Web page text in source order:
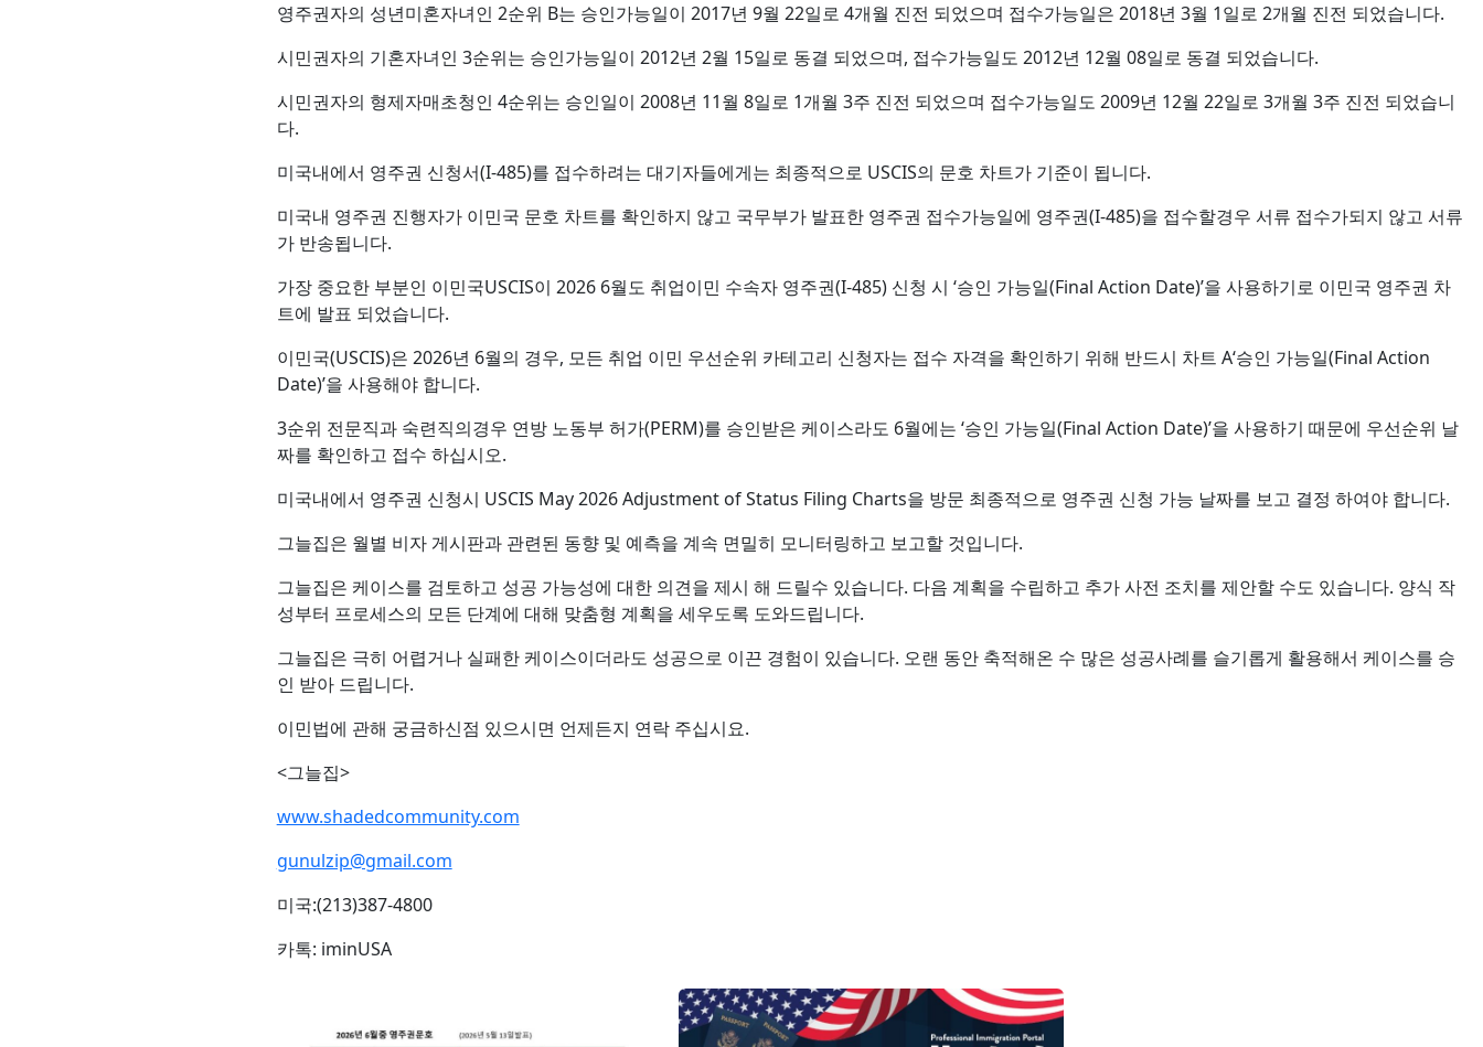
영주권자의 성년미혼자녀인 2순위 B는 승인가능일이 2017년 9월 22일로 4개월 진전 되었으며 접수가능일은 2018년 3월 1일로 2개월 진전 되었습니다.
시민권자의 기혼자녀인 3순위는 승인가능일이 2012년 2월 15일로 동결 되었으며, 접수가능일도 2012년 12월 08일로 동결 되었습니다.
시민권자의 형제자매초청인 4순위는 승인일이 2008년 11월 8일로 1개월 3주 진전 되었으며 접수가능일도 2009년 12월 22일로 3개월 3주 진전 되었습니
다.
미국내에서 영주권 신청서(I-485)를 접수하려는 대기자들에게는 최종적으로 USCIS의 문호 차트가 기준이 됩니다.
미국내 영주권 진행자가 이민국 문호 차트를 확인하지 않고 국무부가 발표한 영주권 접수가능일에 영주권(I-485)을 접수할경우 서류 접수가되지 않고 서류
가 반송됩니다.
가장 중요한 부분인 이민국USCIS이 2026 6월도 취업이민 수속자 영주권(I-485) 신청 시 ‘승인 가능일(Final Action Date)’을 사용하기로 이민국 영주권 차
트에 발표 되었습니다.
이민국(USCIS)은 2026년 6월의 경우, 모든 취업 이민 우선순위 카테고리 신청자는 접수 자격을 확인하기 위해 반드시 차트 A‘승인 가능일(Final Action
Date)’을 사용해야 합니다.
3순위 전문직과 숙련직의경우 연방 노동부 허가(PERM)를 승인받은 케이스라도 6월에는 ‘승인 가능일(Final Action Date)’을 사용하기 때문에 우선순위 날
짜를 확인하고 접수 하십시오.
미국내에서 영주권 신청시 USCIS May 2026 Adjustment of Status Filing Charts을 방문 최종적으로 영주권 신청 가능 날짜를 보고 결정 하여야 합니다.
그늘집은 월별 비자 게시판과 관련된 동향 및 예측을 계속 면밀히 모니터링하고 보고할 것입니다.
그늘집은 케이스를 검토하고 성공 가능성에 대한 의견을 제시 해 드릴수 있습니다. 다음 계획을 수립하고 추가 사전 조치를 제안할 수도 있습니다. 양식 작
성부터 프로세스의 모든 단계에 대해 맞춤형 계획을 세우도록 도와드립니다.
그늘집은 극히 어렵거나 실패한 케이스이더라도 성공으로 이끈 경험이 있습니다. 오랜 동안 축적해온 수 많은 성공사례를 슬기롭게 활용해서 케이스를 승
인 받아 드립니다.
이민법에 관해 궁금하신점 있으시면 언제든지 연락 주십시요.
<그늘집>
www.shadedcommunity.com
gunulzip@gmail.com
미국:(213)387-4800
카톡: iminUSA